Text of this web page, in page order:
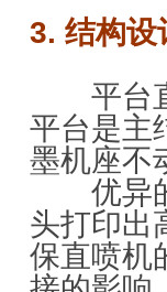
3. 结构设
平台
平台是主
墨机座不
优异的
头打印出
保直喷机